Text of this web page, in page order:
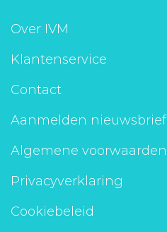
Over IVM
Klantenservice
Contact
Aanmelden nieuwsbrief
Algemene voorwaarden
Privacyverklaring
Cookiebeleid